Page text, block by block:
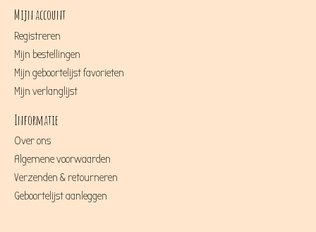
Mijn account
Registreren
Mijn bestellingen
Mijn geboortelijst favorieten
Mijn verlanglijst
Informatie
Over ons
Algemene voorwaarden
Verzenden & retourneren
Geboortelijst aanleggen